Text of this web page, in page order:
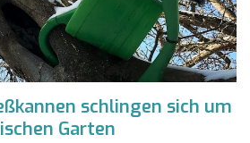
schlingen sich um
Garten